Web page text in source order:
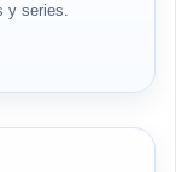
y series.